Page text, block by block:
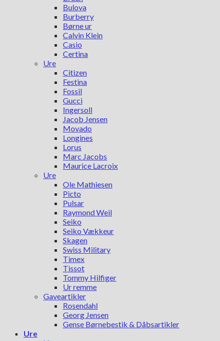
Bulova
Burberry
Børne ur
Calvin Klein
Casio
Certina
Ure
Citizen
Festina
Fossil
Gucci
Ingersoll
Jacob Jensen
Movado
Longines
Lorus
Marc Jacobs
Maurice Lacroix
Ure
Ole Mathiesen
Picto
Pulsar
Raymond Weil
Seiko
Seiko Vækkeur
Skagen
Swiss Military
Timex
Tissot
Tommy Hilfiger
Ur remme
Gaveartikler
Rosendahl
Georg Jensen
Gense Børnebestik & Dåbsartikler
Ure